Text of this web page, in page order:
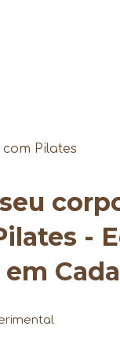
Pilates
-